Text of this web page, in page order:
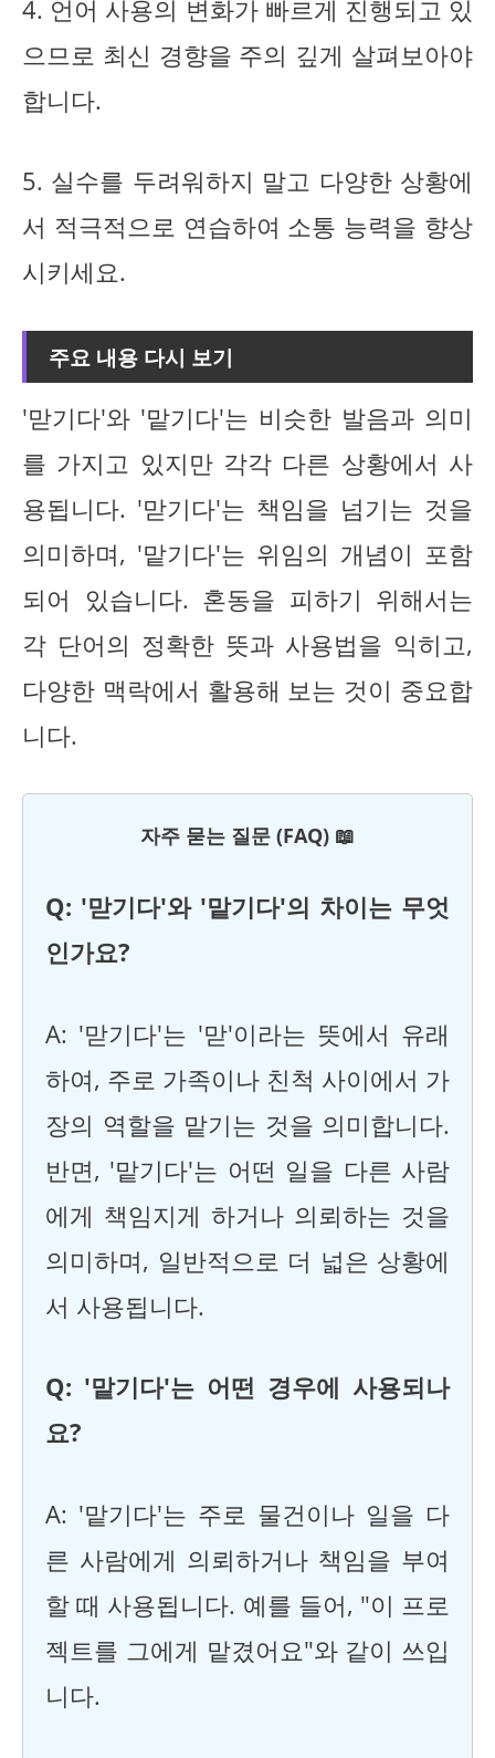
4. 언어 사용의 변화가 빠르게 진행되고 있
으므로 최신 경향을 주의 깊게 살펴보아야
합니다.
5. 실수를 두려워하지 말고 다양한 상황에
서 적극적으로 연습하여 소통 능력을 향상
시키세요.
주요 내용 다시 보기
'맏기다'와 '맡기다'는 비슷한 발음과 의미
를 가지고 있지만 각각 다른 상황에서 사
용됩니다. '맏기다'는 책임을 넘기는 것을
의미하며, '맡기다'는 위임의 개념이 포함
되어 있습니다. 혼동을 피하기 위해서는
각 단어의 정확한 뜻과 사용법을 익히고,
다양한 맥락에서 활용해 보는 것이 중요합
니다.
자주 묻는 질문 (FAQ) 📖
Q: '맏기다'와 '맡기다'의 차이는 무엇
인가요?
A: '맏기다'는 '맏'이라는 뜻에서 유래
하여, 주로 가족이나 친척 사이에서 가
장의 역할을 맡기는 것을 의미합니다.
반면, '맡기다'는 어떤 일을 다른 사람
에게 책임지게 하거나 의뢰하는 것을
의미하며, 일반적으로 더 넓은 상황에
서 사용됩니다.
Q: '맡기다'는 어떤 경우에 사용되나
요?
A: '맡기다'는 주로 물건이나 일을 다
른 사람에게 의뢰하거나 책임을 부여
할 때 사용됩니다. 예를 들어, "이 프로
젝트를 그에게 맡겼어요"와 같이 쓰입
니다.